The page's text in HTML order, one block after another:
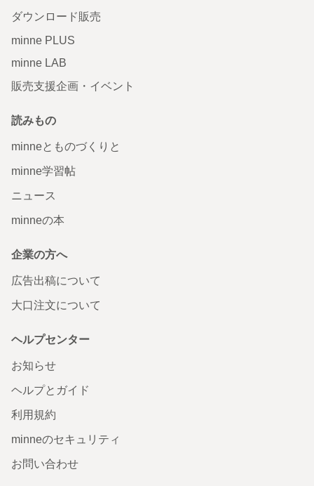
ダウンロード販売
minne PLUS
minne LAB
販売支援企画・イベント
読みもの
minneとものづくりと
minne学習帖
ニュース
minneの本
企業の方へ
広告出稿について
大口注文について
ヘルプセンター
お知らせ
ヘルプとガイド
利用規約
minneのセキュリティ
お問い合わせ